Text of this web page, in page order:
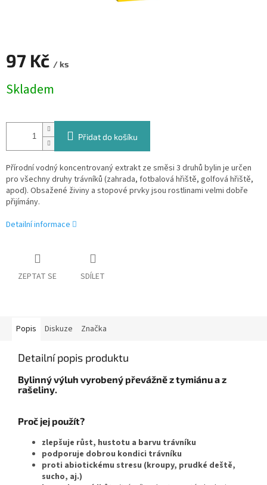
97 Kč / ks
cena:
Skladem
Přidat do košíku
Přírodní vodný koncentrovaný extrakt ze směsi 3 druhů bylin je určen
pro všechny druhy trávníků (zahrada, fotbalová hřiště, golfová hřiště,
apod). Obsažené živiny a stopové prvky jsou rostlinami velmi dobře
přijímány.
Detailní informace
ZEPTAT SE SDÍLET
Popis Diskuze Značka
Detailní popis produktu
Bylinný výluh vyrobený převážněz tymiánu a z
rašeliny.
Proč jej použít?
zlepšuje růst, hustotu a barvu trávníku
podporuje dobrou kondici trávníku
proti abiotickému stresu (kroupy, prudké deště,
sucho, aj.)